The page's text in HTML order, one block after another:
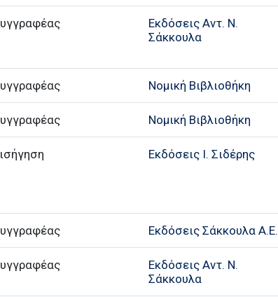
Εκδόσεις Αντ. Ν.
Σάκκουλα
Νομική Βιβλιοθήκη
Νομική Βιβλιοθήκη
Εκδόσεις Ι. Σιδέρης
Εκδόσεις Σάκκουλα Α.Ε.
Εκδόσεις Αντ. Ν.
Σάκκουλα